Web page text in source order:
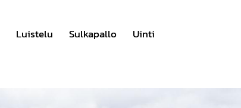
Luistelu Sulkapallo
Uinti